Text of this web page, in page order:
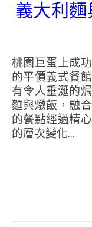
義大利
桃園巨蛋上成功路的義焗兩得是我們吃了好多年
的平價義式餐
有令人垂涎的
麵與燉飯，融
的餐點經過精
的層次變化...